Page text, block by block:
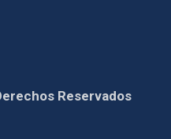
Reservados